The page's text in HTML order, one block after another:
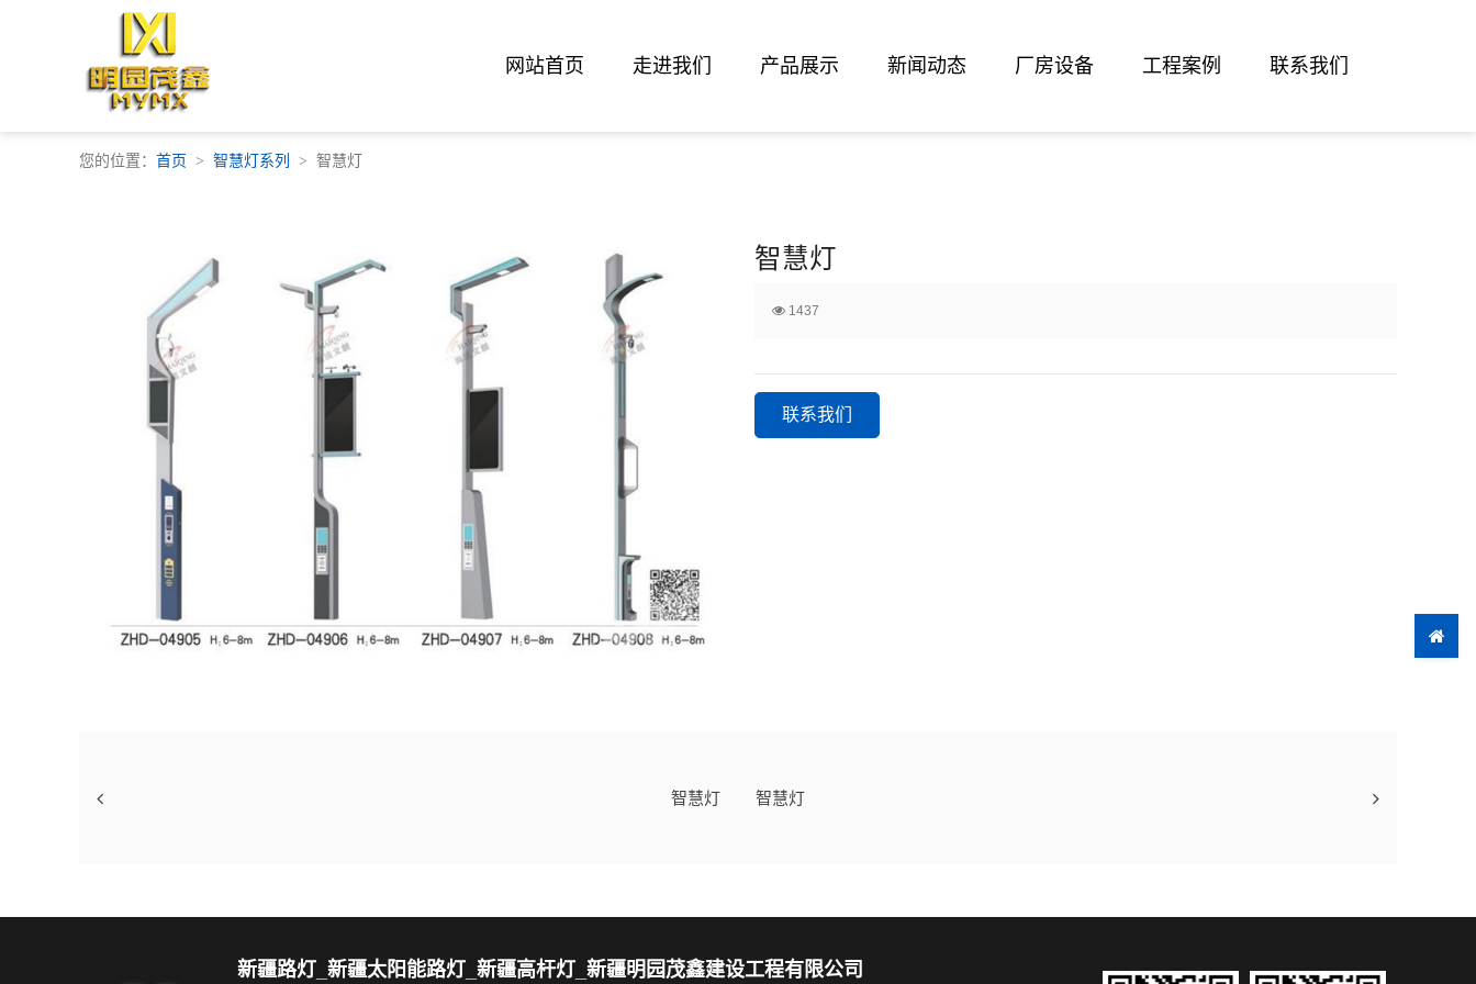
网站首页 走进我们 产品展示 新闻动态 厂房设备 工程案例 联系我们
您的位置： 首页 智慧灯系列 智慧灯
智慧灯
1437
联系我们
智慧灯 智慧灯
新疆路灯_新疆太阳能路灯_新疆高杆灯_新疆明园茂鑫建设工程有限公司